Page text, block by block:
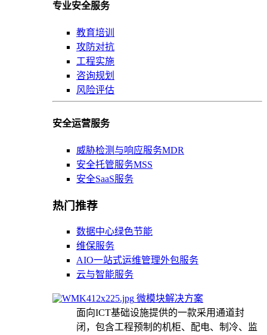
专业安全服务
教育培训
攻防对抗
工程实施
咨询规划
风险评估
安全运营服务
威胁检测与响应服务MDR
安全托管服务MSS
安全SaaS服务
热门推荐
数据中心绿色节能
维保服务
AIO一站式运维管理外包服务
云与智能服务
微模块解决方案
面向ICT基础设施提供的一款采用通道封
闭，包含工程预制的机柜、配电、制冷、监